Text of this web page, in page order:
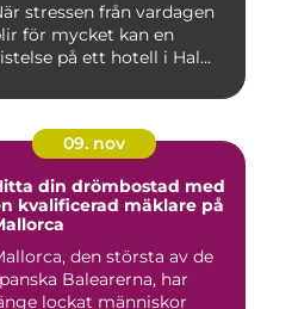
stressen från vardagen
för mycket kan en
på ett hotell i Hal...
09. nov
din drömbostad med
kvalificerad mäklare på
den största av de
Balearerna, har
lockat människor